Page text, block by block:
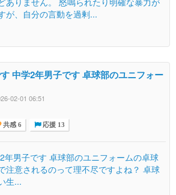
が、自分の言動を過剰...
中学2年男子です 卓球部のユニフォー
02-01 06:51
共感 6 応援 13
年男子です 卓球部のユニフォームの卓球
注意されるのって理不尽ですよね？ 卓球
生...